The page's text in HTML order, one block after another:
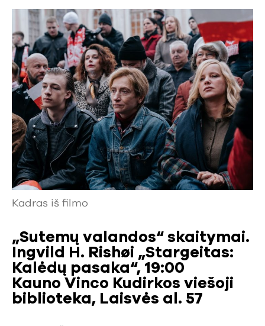
Kadras iš filmo
„Sutemų valandos“ skaitymai.
Ingvild H. Rishøi „Stargeitas:
Kalėdų pasaka“, 19:00
Kauno Vinco Kudirkos viešoji
biblioteka, Laisvės al. 57